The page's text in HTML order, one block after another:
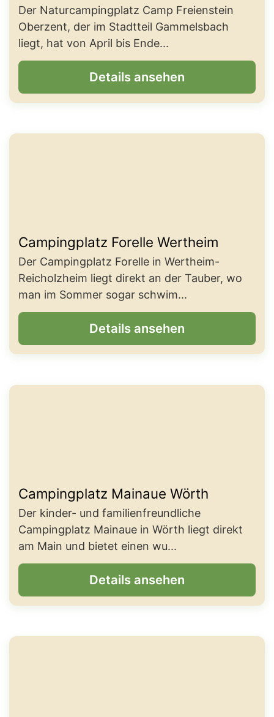
Der Naturcampingplatz Camp Freienstein
Oberzent, der im Stadtteil Gammelsbach
liegt, hat von April bis Ende...
Details ansehen
Campingplatz Forelle Wertheim
Der Campingplatz Forelle in Wertheim-
Reicholzheim liegt direkt an der Tauber, wo
man im Sommer sogar schwim...
Details ansehen
Campingplatz Mainaue Wörth
Der kinder- und familienfreundliche
Campingplatz Mainaue in Wörth liegt direkt
am Main und bietet einen wu...
Details ansehen